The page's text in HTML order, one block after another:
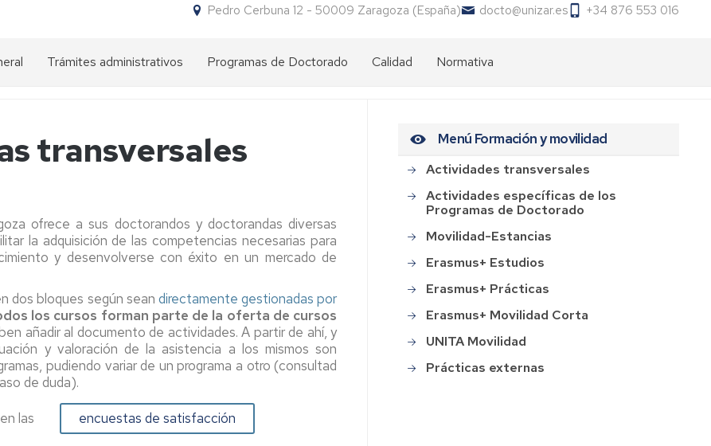
Pedro Cerbuna 12 - 50009 Zaragoza (España) docto@unizar.es +34 876 553 016
Trámites administrativos
NIP
Acceso
Requisitos
de
Título
extranjero
expedido
por
un
país
del
Admisión
Matrícula
Matrícula
Descuentos
en
matrícula
Seguro
Legalización
Carta
del
Doctorado
Asignación
modificación
Programas de Doctorado
un
doctorado
Oferta
de
Doctorado
Comisión
Académica
de
Evaluación
de
Calidad Normativa
transversales
ofrece a sus doctorandos y doctorandas diversas
la adquisición de las competencias necesarias para
y desenvolverse con éxito en un mercado de
dos bloques según sean directamente gestionadas por
los cursos forman parte de la oferta de cursos
añadir al documento de actividades. A partir de ahí, y
y valoración de la asistencia a los mismos son
pudiendo variar de un programa a otro (consultad
de duda).
en las encuestas de satisfacción
Menú Formación y movilidad
Actividades transversales
Actividades específicas de los
Programas de Doctorado
Movilidad-Estancias
Erasmus+ Estudios
Erasmus+ Prácticas
Erasmus+ Movilidad Corta
UNITA Movilidad
Prácticas externas